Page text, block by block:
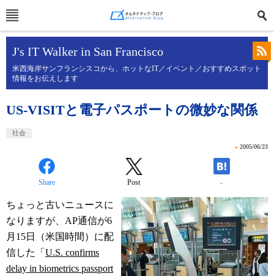
J's IT Walker in San Francisco
米西海岸サンフランシスコから、ホットなIT／イベント／おすすめスポット
情報をお伝えします
US-VISITと電子パスポートの微妙な関係
社会
» 2005/06/23
Share Post -
ちょっと古いニュースに
なりますが、AP通信が6
月15日（米国時間）に配
信した「 U.S. confirms
delay in biometrics passport